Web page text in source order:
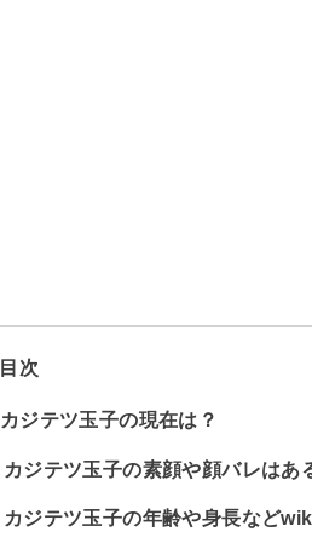
目次
カジテツ玉子の現在は？
カジテツ玉子の素顔や顔バレはあ
カジテツ玉子の年齢や身長など